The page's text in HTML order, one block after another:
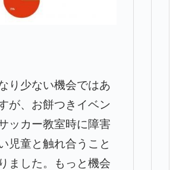
り少ない機会ではあ
が、お餅つきイベン
ッカー教室時に障害
児童と触れ合うこと
ました。もっと機会